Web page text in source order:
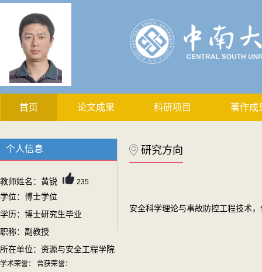
首页 论文成果 科研项目 著作成
个人信息
教师姓名：黄锐 235
学位：博士学位
学历：博士研究生毕业
职称：副教授
所在单位：资源与安全工程学院
学术荣誉： 曾获荣誉：
研究方向
安全科学理论与事故防控工程技术